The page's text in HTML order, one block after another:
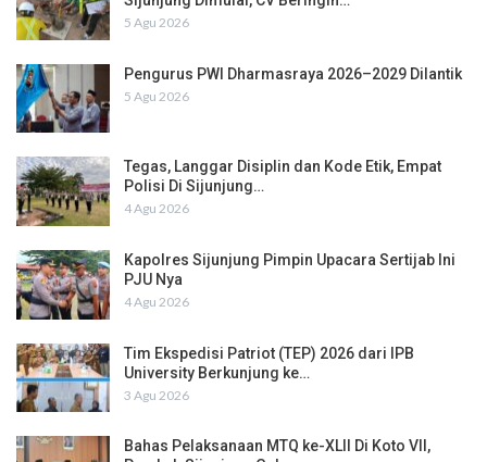
5 Agu 2026
Pengurus PWI Dharmasraya 2026–2029 Dilantik
5 Agu 2026
Tegas, Langgar Disiplin dan Kode Etik, Empat
Polisi Di Sijunjung…
4 Agu 2026
Kapolres Sijunjung Pimpin Upacara Sertijab Ini
PJU Nya
4 Agu 2026
Tim Ekspedisi Patriot (TEP) 2026 dari IPB
University Berkunjung ke…
3 Agu 2026
Bahas Pelaksanaan MTQ ke-XLII Di Koto VII,